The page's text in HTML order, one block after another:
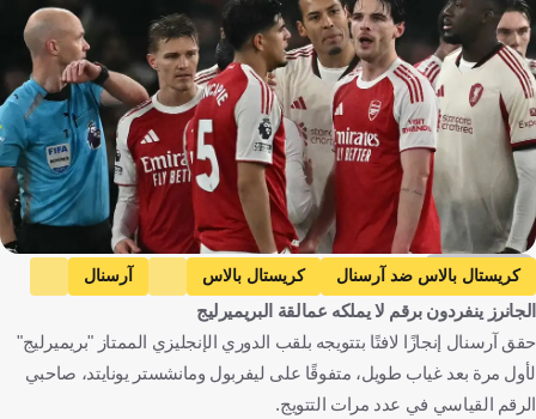
Getty Images
كريستال بالاس ضد آرسنال كريستال بالاس
آرسنال
الدوري الإنجليزي الممتاز
بورنموث ضد مانشستر سيتي
بورنموث
مانشستر سيتي إنجلترا كرة قدم
الجانرز ينفردون برقم لا يملكه عمالقة البريميرليج
حقق آرسنال إنجازًا لافتًا بتتويجه بلقب الدوري الإنجليزي الممتاز "بريميرليج"
لأول مرة بعد غياب طويل، متفوقًا على ليفربول ومانشستر يونايتد، صاحبي
الرقم القياسي في عدد مرات التتويج.